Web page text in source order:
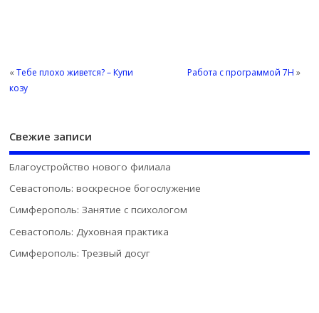
«Тебе плохо живется? – Купи
козу
Работа с программой 7Н »
Свежие записи
Благоустройство нового филиала
Севастополь: воскресное богослужение
Симферополь: Занятие с психологом
Севастополь: Духовная практика
Симферополь: Трезвый досуг